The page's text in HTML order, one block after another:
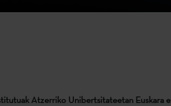
Atzerriko Unibertsitateetan Euskara